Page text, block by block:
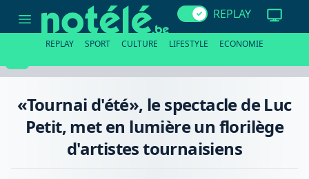
d'été»,
Petit,
lumière
florilège
REPLAY
REPLAY SPORT CULTURE LIFESTYLE ECONOMIE
«Tournai d'été», le spectacle de Luc
Petit, met en lumière un florilège
d'artistes tournaisiens